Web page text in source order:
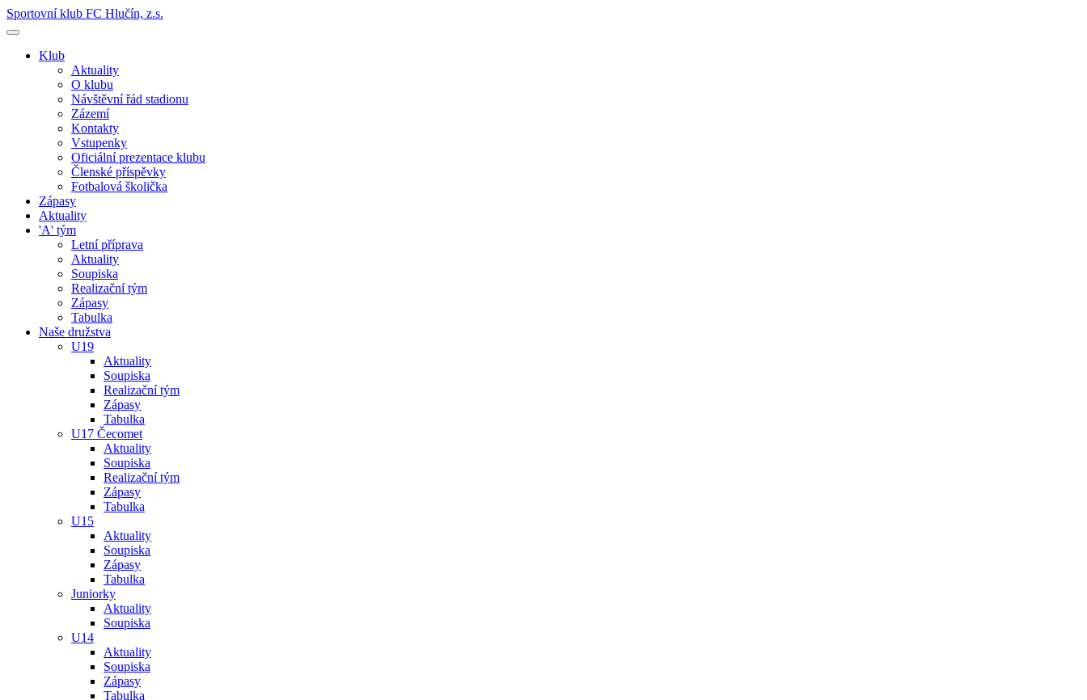
Sportovní klub FC Hlučín, z.s.
Klub
Aktuality
O klubu
Návštěvní řád stadionu
Zázemí
Kontakty
Vstupenky
Oficiální prezentace klubu
Členské příspěvky
Fotbalová školička
Zápasy
Aktuality
'A' tým
Letní příprava
Aktuality
Soupiska
Realizační tým
Zápasy
Tabulka
Naše družstva
U19
Aktuality
Soupiska
Realizační tým
Zápasy
Tabulka
U17 Čecomet
Aktuality
Soupiska
Realizační tým
Zápasy
Tabulka
U15
Aktuality
Soupiska
Zápasy
Tabulka
Juniorky
Aktuality
Soupiska
U14
Aktuality
Soupiska
Zápasy
Tabulka